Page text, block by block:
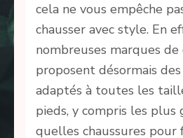
cela ne vous empêche
chausser avec style. En
nombreuses marques de
proposent désormais
adaptés à toutes les
pieds, y compris les plus
quelles chaussures pour